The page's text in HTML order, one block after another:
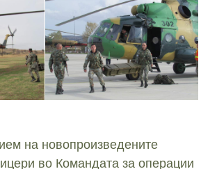
на новопроизведените
во Командата за операции